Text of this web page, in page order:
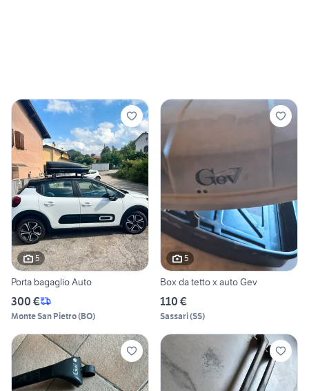
5
Porta bagaglio Auto
300 €
Monte San Pietro(BO)
5
Box da tetto x auto Gev
110 €
Sassari(SS)